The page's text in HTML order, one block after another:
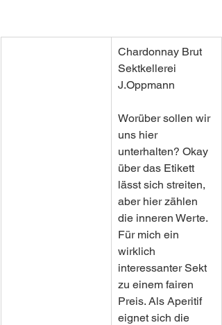
Chardonnay Brut
Sektkellerei
J.Oppmann
Worüber sollen wir
uns hier
unterhalten? Okay
über das Etikett
lässt sich streiten,
aber hier zählen
die inneren Werte.
Für mich ein
wirklich
interessanter Sekt
zu einem fairen
Preis. Als Aperitif
eignet sich die